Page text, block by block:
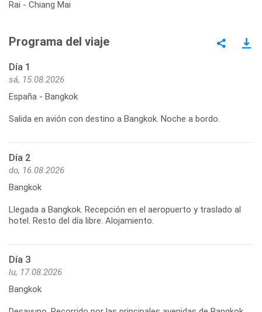
Rai - Chiang Mai
Programa del viaje
Día 1
sá, 15.08.2026
España - Bangkok
Salida en avión con destino a Bangkok. Noche a bordo.
Día 2
do, 16.08.2026
Bangkok
Llegada a Bangkok. Recepción en el aeropuerto y traslado al
Día 3
lu, 17.08.2026
Bangkok